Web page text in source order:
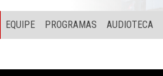
EQUIPE PROGRAMAS AUDIOTECA